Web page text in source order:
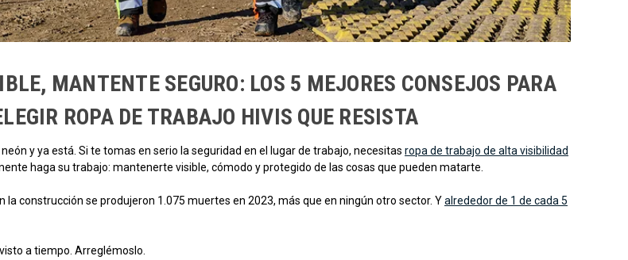
MANTENTE SEGURO: LOS 5 MEJORES CONSEJOS PARA
ROPA DE TRABAJO HIVIS QUE RESISTA
y ya está. Si te tomas en serio la seguridad en el lugar de trabajo, necesitas ropa de trabajo de alta visibilidad
haga su trabajo: mantenerte visible, cómodo y protegido de las cosas que pueden matarte.
la construcción se produjeron 1.075 muertes en 2023, más que en ningún otro sector. Yalrededor de 1 de cada 5
a tiempo. Arreglémoslo.